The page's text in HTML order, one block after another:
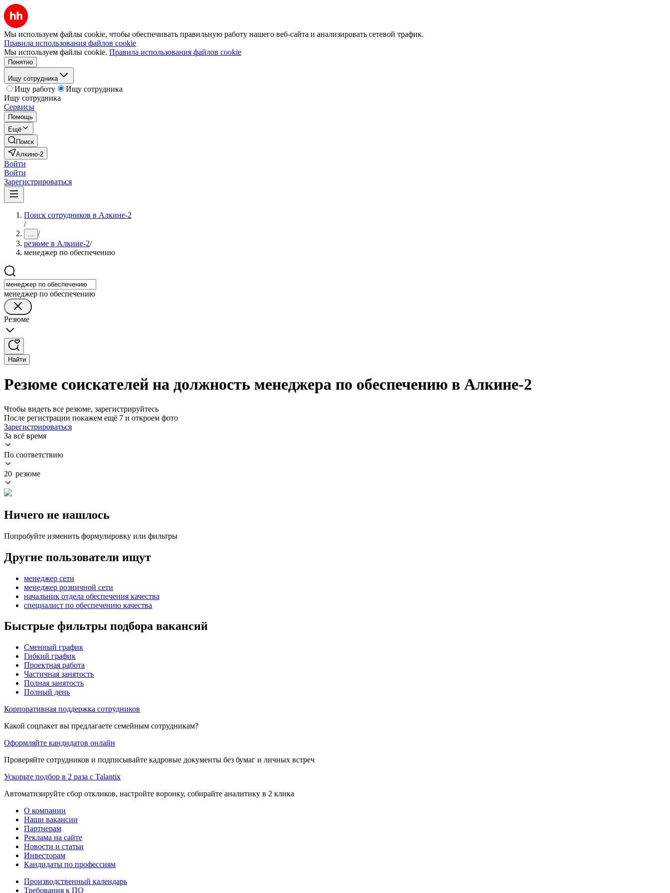
Мы используем файлы cookie, чтобы обеспечивать правильную работу нашего веб-сайта и анализировать сетевой трафик.
Правила использования файлов cookie
Мы используем файлы cookie. Правила использования файлов cookie
Понятно
Ищу сотрудника
Ищу работу
Ищу сотрудника
Ищу сотрудника
Сервисы
Помощь
Ещё
Поиск
Алкино-2
Войти
Войти
Зарегистрироваться
Поиск сотрудников в Алкине-2
/
... /
резюме в Алкине-2/
менеджер по обеспечению
менеджер по обеспечению
Резюме
Найти
Резюме соискателей на должность менеджера по обеспечению в Алкине-2
Чтобы видеть все резюме, зарегистрируйтесь
После регистрации покажем ещё 7 и откроем фото
Зарегистрироваться
За всё время
По соответствию
20 резюме
Ничего не нашлось
Попробуйте изменить формулировку или фильтры
Другие пользователи ищут
менеджер сети
менеджер розничной сети
начальник отдела обеспечения качества
специалист по обеспечению качества
Быстрые фильтры подбора вакансий
Сменный график
Гибкий график
Проектная работа
Частичная занятость
Полная занятость
Полный день
Корпоративная поддержка сотрудников
Какой соцпакет вы предлагаете семейным сотрудникам?
Оформляйте кандидатов онлайн
Проверяйте сотрудников и подписывайте кадровые документы без бумаг и личных встреч
Ускорьте подбор в 2 раза с Talantix
Автоматизируйте сбор откликов, настройте воронку, собирайте аналитику в 2 клика
О компании
Наши вакансии
Партнерам
Реклама на сайте
Новости и статьи
Инвесторам
Кандидаты по профессиям
Производственный календарь
Требования к ПО